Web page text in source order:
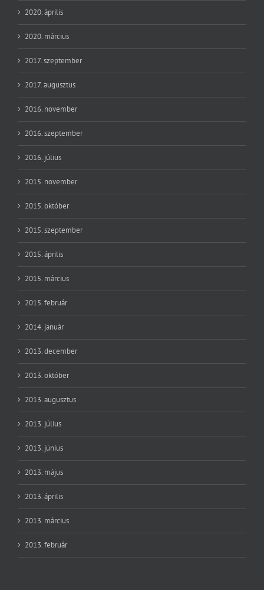
2020. április
2020. március
2017. szeptember
2017. augusztus
2016. november
2016. szeptember
2016. július
2015. november
2015. október
2015. szeptember
2015. április
2015. március
2015. február
2014. január
2013. december
2013. október
2013. augusztus
2013. július
2013. június
2013. május
2013. április
2013. március
2013. február